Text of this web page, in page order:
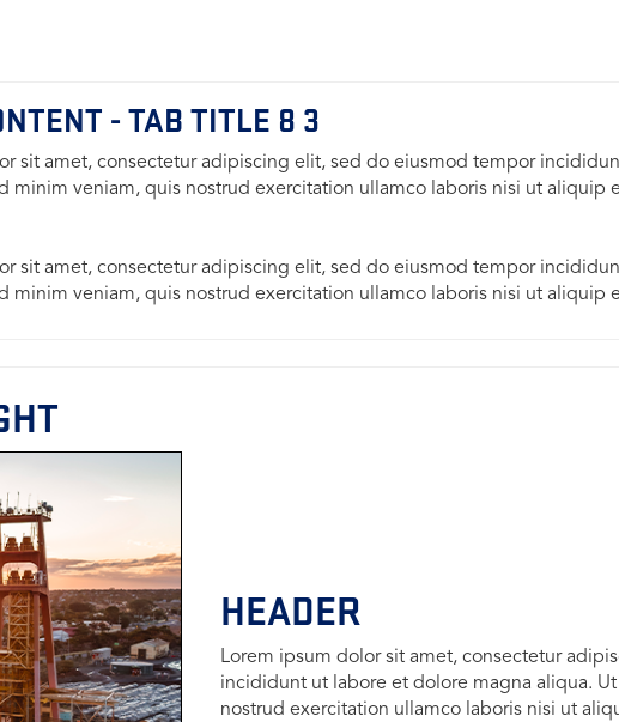
- TAB TITLE 8 3
sit amet, consectetur adipiscing elit, sed do eiusmod tempor
minim veniam, quis nostrud exercitation ullamco laboris nisi ut aliquip
sit amet, consectetur adipiscing elit, sed do eiusmod tempor
minim veniam, quis nostrud exercitation ullamco laboris nisi ut aliquip
HEADER
Lorem ipsum dolor sit amet, consectetur
incididunt ut labore et dolore magna aliqua.
nostrud exercitation ullamco laboris nisi ut